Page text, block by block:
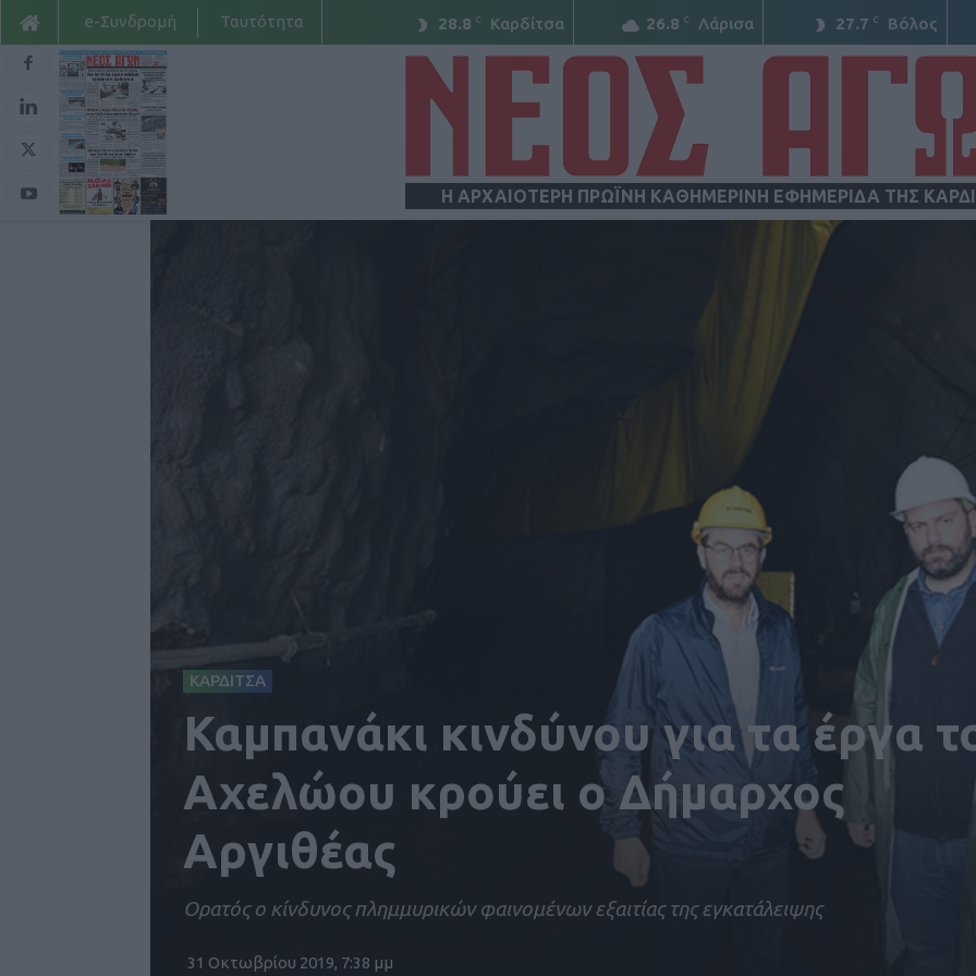
28.8 C Καρδίτσα 26.8 C Λάρισα 27.7 C Βόλος
e-Συνδρομή Ταυτότητα
Η ΑΡΧΑΙΟΤΕΡΗ ΠΡΩΪΝΗ ΚΑΘΗΜΕΡΙΝΗ ΕΦΗΜΕΡΙΔΑ ΤΗΣ
ΚΑΡΔΙΤΣΑ
Καμπανάκι κινδύνου για τα έργα
Αχελώου κρούει ο Δήμαρχος
Αργιθέας
Ορατός ο κίνδυνος πλημμυρικών φαινομένων εξαιτίας της εγκατάλειψης
31 Οκτωβρίου 2019, 7:38 μμ